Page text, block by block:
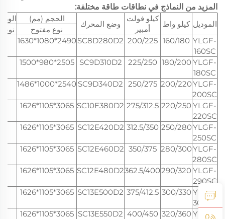
المزيد من النماذج في نطاقات طاقة مختلفة:
الموديل كيلو واط
كيلو فولت
أمبير
وضع المحرك
الحجم (مم)
نوع مفتوح
نوع
YLGF-
160SC
160/180
200/225
SC8D280D2
2490*1080*1630
YLGF-
180SC
180/200
225/250
SC9D310D2
2505*980*1500
YLGF-
200SC
200/220
250/275
SC9D340D2
2540*1000*1486
YLGF-
220SC
220/250
275/312.5
SC10E380D2
3065*1105*1626
YLGF-
250SC
250/280
312.5/350
SC12E420D2
3065*1105*1626
YLGF-
280SC
280/300
350/375
SC12E460D2
3065*1105*1626
YLGF-
290SC
290/320
362.5/400
SC12E480D2
3065*1105*1626
YLGF-
300SC
300/330
375/412.5
SC13E500D2
3065*1105*1626
YLGF-
320/360
400/450
SC13E550D2
3065*1105*1626